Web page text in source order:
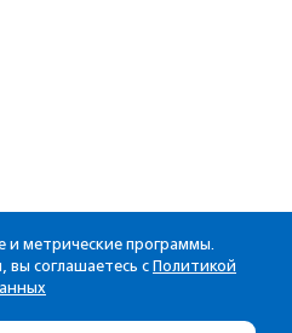
метрические программы.
соглашаетесь с Политикой